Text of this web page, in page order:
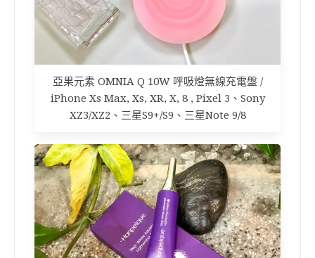
亞果元素 OMNIA Q 10W 呼吸燈無線充電盤 /
iPhone Xs Max, Xs, XR, X, 8 , Pixel 3、Sony
XZ3/XZ2、三星S9+/S9、三星Note 9/8